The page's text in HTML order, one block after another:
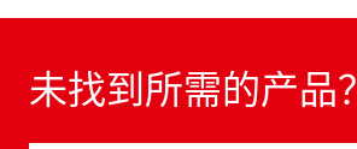
未找到所需的产品？